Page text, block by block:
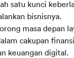
satu kunci
bisnisnya.
masa depan
cakupan
keuangan digital.